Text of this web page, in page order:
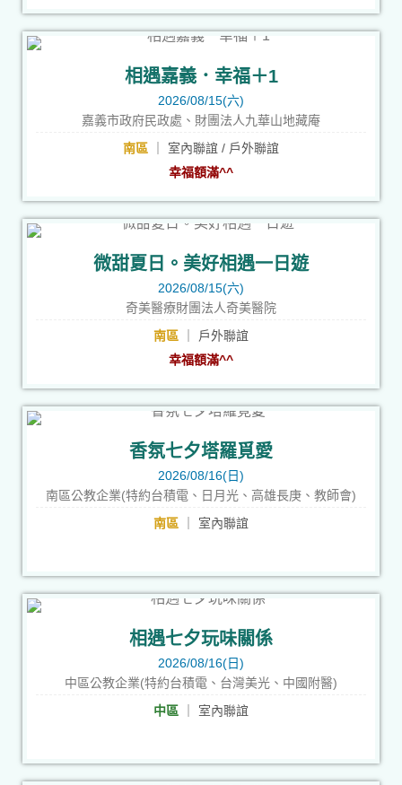
相遇嘉義．幸福＋1
2026/08/15(六)
嘉義市政府民政處、財團法人九華山地藏庵
南區 ｜ 室內聯誼 / 戶外聯誼
幸福額滿^^
微甜夏日。美好相遇一日遊
2026/08/15(六)
奇美醫療財團法人奇美醫院
南區 ｜ 戶外聯誼
幸福額滿^^
香氛七夕塔羅覓愛
2026/08/16(日)
南區公教企業(特約台積電、日月光、高雄長庚、教師會)
南區 ｜ 室內聯誼
相遇七夕玩味關係
2026/08/16(日)
中區公教企業(特約台積電、台灣美光、中國附醫)
中區 ｜ 室內聯誼